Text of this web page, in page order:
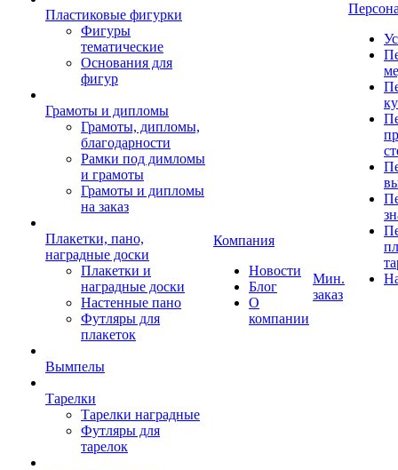
Пластиковые фигурки
Фигуры
тематические
Основания для
фигур
Грамоты и дипломы
Грамоты, дипломы,
благодарности
Рамки под димломы
и грамоты
Грамоты и дипломы
на заказ
Плакетки, пано,
наградные доски
Плакетки и
наградные доски
Настенные пано
Футляры для
плакеток
Вымпелы
Тарелки
Тарелки наградные
Футляры для
тарелок
Компания
Новости
Блог
О
компании
Мин.
заказ